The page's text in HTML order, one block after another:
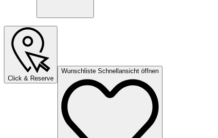
Click & Reserve
Wunschliste Schnellansicht öffnen